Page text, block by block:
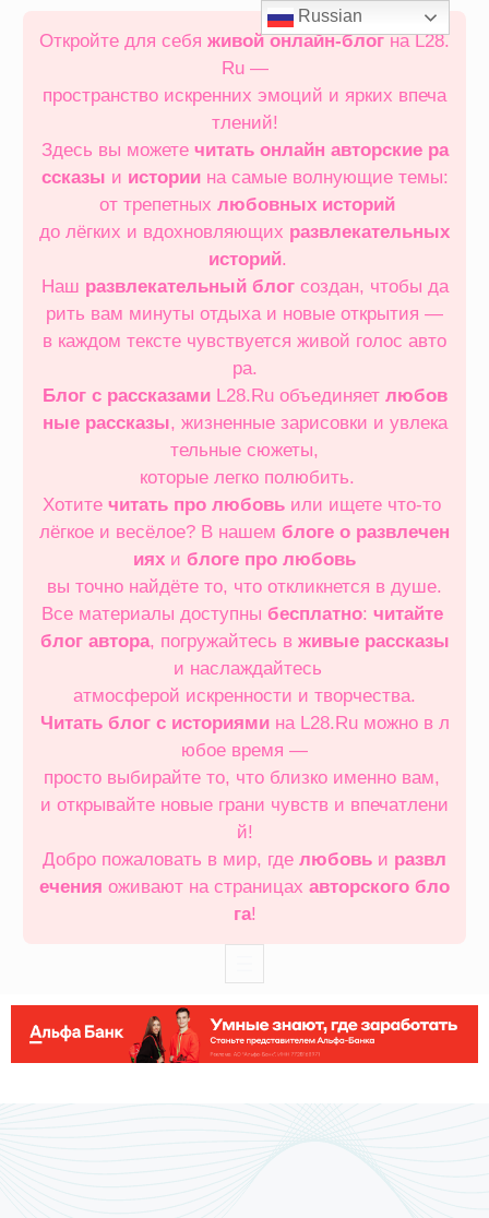
Откройте для себя живой онлайн‑блогна L28.
Ru —
пространство искренних эмоций и ярких впеча
тлений!
Здесь вы можете читать онлайн авторские ра
ссказы и историина самые волнующие темы:
от трепетных любовных историй
до лёгких и вдохновляющих развлекательных
историй.
Наш развлекательный блогсоздан, чтобы да
рить вам минуты отдыха и новые открытия —
в каждом тексте чувствуется живой голос авто
ра.
Блог с рассказамиL28.Ru объединяет любов
ные рассказы, жизненные зарисовки и увлека
тельные сюжеты,
которые легко полюбить.
Хотите читать про любовь или ищете что‑то
лёгкое и весёлое? В нашем блоге о развлечен
иях и блоге про любовь
вы точно найдёте то, что откликнется в душе.
Все материалы доступны бесплатно: читайте
блог автора, погружайтесь в живые рассказы
и наслаждайтесь
атмосферой искренности и творчества.
Читать блог с историямина L28.Ru можно в л
юбое время —
просто выбирайте то, что близко именно вам,
и открывайте новые грани чувств и впечатлени
й!
Добро пожаловать в мир, где любовь и развл
ечения оживают на страницах авторского бло
га!
Russian